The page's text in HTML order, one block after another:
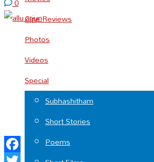
Cine Reviews
Photos
Videos
Special
Subhashitham
Short Stories
Poems